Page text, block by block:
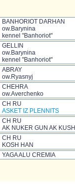
BANHORIOT DARHAN
ow.Barynina
kennel "Banhoriot"
GELLIN
ow.Barynina
kennel "Banhoriot"
ABRAY
ow.Ryasnyj
CHEHRA
ow.Averchenko
CH RU
ASKET IZ PLENNITS
CH RU
AK NUKER GUN AK KUSH
CH RU
KOSH HAN
YAGA ALU CREMIA